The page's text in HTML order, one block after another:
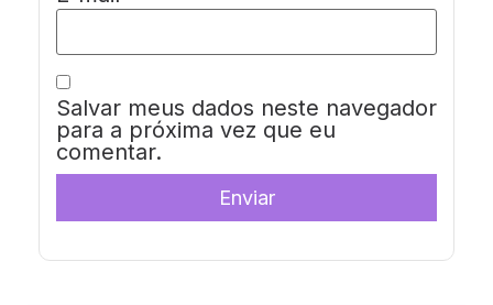
Salvar meus dados neste navegador
para a próxima vez que eu
comentar.